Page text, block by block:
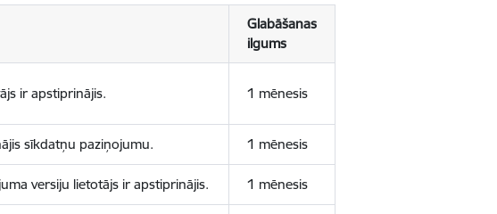
Glabāšanas
ilgums
ir apstiprinājis. 1 mēnesis
sīkdatņu paziņojumu. 1 mēnesis
versiju lietotājs ir apstiprinājis. 1 mēnesis